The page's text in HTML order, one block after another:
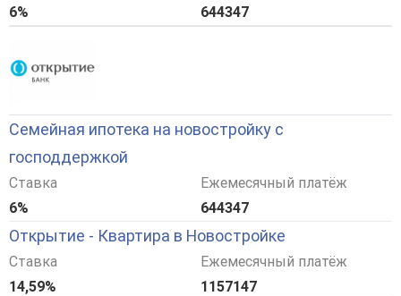
6% 644347
Семейная ипотека на новостройку с
господдержкой
Ставка
6%
Ежемесячный платёж
644347
Открытие - Квартира в Новостройке
Ставка
14,59%
Ежемесячный платёж
1157147